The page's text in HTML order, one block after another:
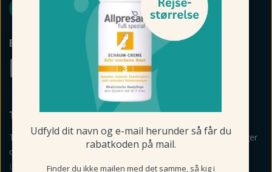
BETALINGSMULIGHEDER
TILMELD NYHEDSBREV
Tilmeld mig nyheder, vejledning, personlige råd og anbefalinger
om produkter via mail og sms fra Fodmagsinet.dk.
Læs betingelser her>
Udfyld dit navn og e-mail herunder så får du
rabatkoden på mail.
Finder du ikke mailen med det samme, så kig i